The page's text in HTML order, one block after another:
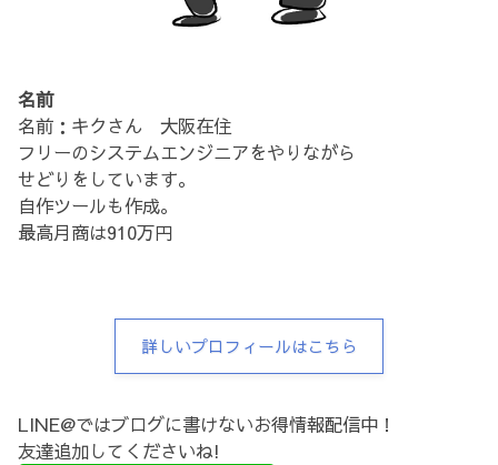
名前
名前：キクさん 大阪在住
フリーのシステムエンジニアをやりながら
せどりをしています。
自作ツールも作成。
最高月商は910万円
詳しいプロフィールはこちら
LINE@ではブログに書けないお得情報配信中！
友達追加してくださいね!